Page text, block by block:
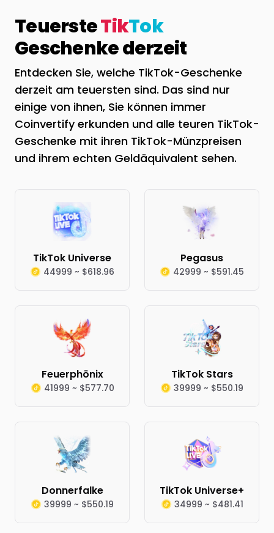
TeuersteTikTok
Geschenke derzeit
Entdecken Sie, welche TikTok-Geschenke
derzeit am teuersten sind. Das sind nur
einige von ihnen, Sie können immer
Coinvertify erkunden und alle teuren TikTok-
Geschenke mit ihren TikTok-Münzpreisen
und ihrem echten Geldäquivalent sehen.
TikTok Universe
44999 ~ $618.96
Pegasus
42999 ~ $591.45
Feuerphönix
41999 ~ $577.70
TikTok Stars
39999 ~ $550.19
Donnerfalke
39999 ~ $550.19
TikTok Universe+
34999 ~ $481.41